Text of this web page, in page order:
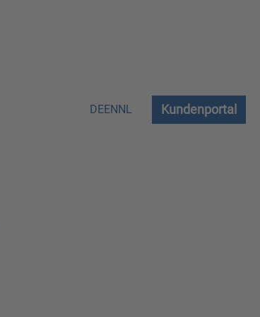
DEENNL Kundenportal